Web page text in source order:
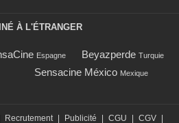
À L'ÉTRANGER
Espagne Beyazperde Turquie
Sensacine México Mexique
Recrutement Publicité CGU CGV